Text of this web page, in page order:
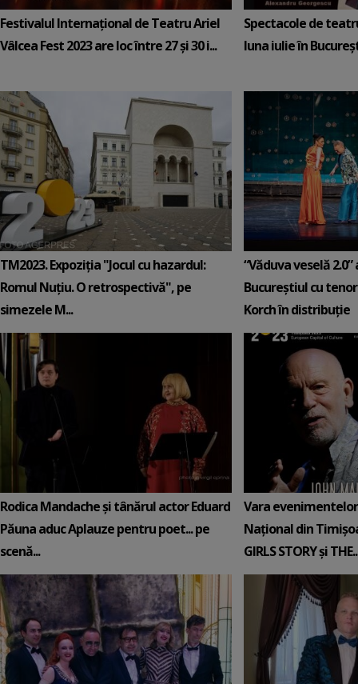
Festivalul Internațional de Teatru Ariel
Vâlcea Fest 2023 are loc între 27 și 30 i...
Spectacole de
luna iulie în
TM2023. Expoziţia "Jocul cu hazardul:
Romul Nuţiu. O retrospectivă", pe
simezele M...
“Văduva veselă
Bucureștiul cu
Korch în distribuție
Rodica Mandache şi tânărul actor Eduard
Păuna aduc Aplauze pentru poet... pe
scenă...
Vara
Național din
GIRLS STORY și